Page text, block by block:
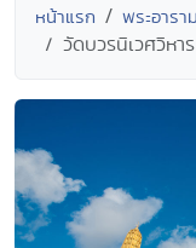
หน้าแรก พระอารา
วัดบวรนิเวศวิหา